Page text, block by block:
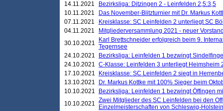
14.11.2021
Bezirksliga: Ditzingen 2 - Leinfelden 2,5:3,5
10.11.2021
Das November-Blitzturnier mit Dr. Markus
07.11.2021
Kreisklasse: SC Leinfelden 2 unterliegt SC
04.11.2021
Mitgliederversammlung 2021 - neuer
30.10.2021
Karl Brettschneider erfolgreich beim 9.
Tegernsee
24.10.2021
Bezirksliga: Leinfelden 1 bezwingt
24.10.2021 C-Klasse: Leinfelden 3 unterliegt Heimsheim
17.10.2021
Kreisklasse: SC Leinfelden 2 siegt in
13.10.2021
Dr. Markus Kottke mit 100% Sieger beim
10.10.2021
Bezirksliga: Leinfelden 1 bezwingt Öffingen
10.10.2021 Zwei Mitglieder des SC Leinfelden bei den
Einzelmeisterschaften von Schleswig-